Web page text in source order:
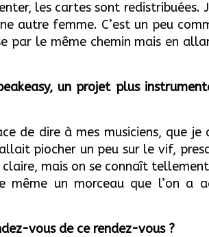
les cartes sont redistribuées.
autre femme. C’est un peu
par le même chemin mais en
un projet plus
de dire à mes musiciens, que je
piocher un peu sur le vif,
mais on se connaît
même un morceau que l’on a
vous de ce rendez-vous ?